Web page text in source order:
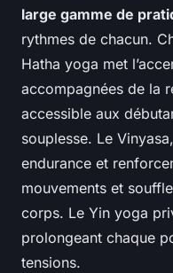
large gamme de
rythmes de chacun.
Hatha yoga met
accompagnées de la
accessible aux
souplesse. Le
endurance et
mouvements et
corps. Le Yin yoga
prolongeant chaque
tensions.